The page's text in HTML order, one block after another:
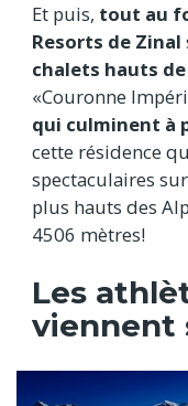
Et puis, tout au
Resorts de Zinal
chalets hauts
«Couronne
qui culminent à
cette résidence
spectaculaires
plus hauts des
4506 mètres!
Les
viennent